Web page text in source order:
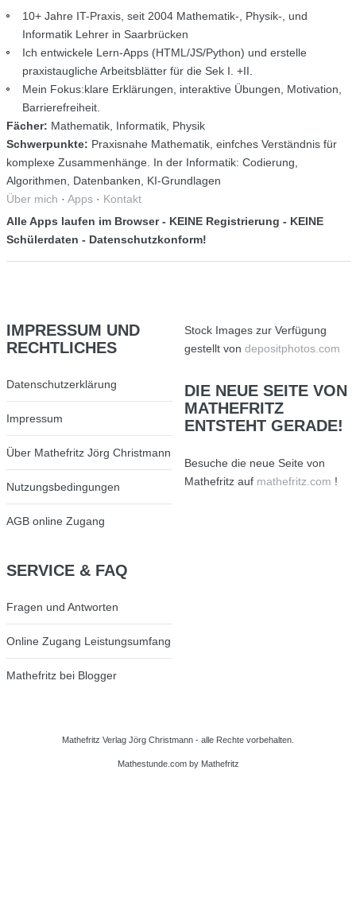
10+ Jahre IT-Praxis, seit 2004 Mathematik-, Physik-, und
Informatik Lehrer in Saarbrücken
Ich entwickele Lern-Apps (HTML/JS/Python) und erstelle
praxistaugliche Arbeitsblätter für die Sek I. +II.
Mein Fokus:klare Erklärungen, interaktive Übungen, Motivation,
Barrierefreiheit.
Fächer: Mathematik, Informatik, Physik
Schwerpunkte: Praxisnahe Mathematik, einfches Verständnis für
komplexe Zusammenhänge. In der Informatik: Codierung,
Algorithmen, Datenbanken, KI-Grundlagen
Über mich · Apps· Kontakt
Alle Apps laufen im Browser - KEINE Registrierung - KEINE
Schülerdaten - Datenschutzkonform!
IMPRESSUM UND
RECHTLICHES
Datenschutzerklärung
Impressum
Über Mathefritz Jörg Christmann
Nutzungsbedingungen
AGB online Zugang
SERVICE& FAQ
Fragen und Antworten
Online Zugang Leistungsumfang
Mathefritz bei Blogger
Stock Images zur Verfügung
gestellt von depositphotos.com
DIENEUE SEITE VON
MATHEFRITZ
ENTSTEHT GERADE!
Besuche die neue Seite von
Mathefritz auf mathefritz.com !
Mathefritz Verlag Jörg Christmann - alle Rechte vorbehalten.
Mathestunde.comby Mathefritz